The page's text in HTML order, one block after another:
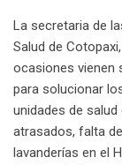
La secretaria de
Salud de
ocasiones vienen
para solucionar
unidades de
atrasados, falta
lavanderías en el